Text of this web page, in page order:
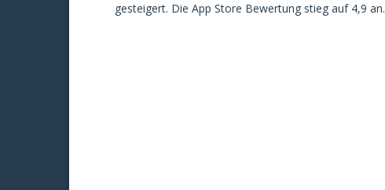
gesteigert. Die App Store Bewertung stieg auf 4,9 an.